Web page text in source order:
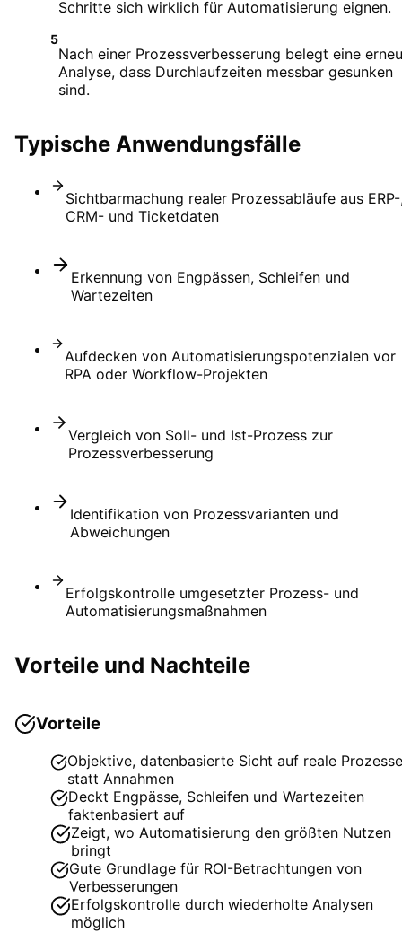
Schritte sich wirklich für Automatisierung eignen.
5
Nach einer Prozessverbesserung belegt eine
Analyse, dass Durchlaufzeiten messbar gesunken
sind.
Typische Anwendungsfälle
Sichtbarmachung realer Prozessabläufe aus
CRM- und Ticketdaten
Erkennung von Engpässen, Schleifen und
Wartezeiten
Aufdecken von Automatisierungspotenzialen vor
RPA oder Workflow-Projekten
Vergleich von Soll- und Ist-Prozess zur
Prozessverbesserung
Identifikation von Prozessvarianten und
Abweichungen
Erfolgskontrolle umgesetzter Prozess- und
Automatisierungsmaßnahmen
Vorteile und Nachteile
Vorteile
Objektive, datenbasierte Sicht auf reale Prozesse
statt Annahmen
Deckt Engpässe, Schleifen und Wartezeiten
faktenbasiert auf
Zeigt, wo Automatisierung den größten Nutzen
bringt
Gute Grundlage für ROI-Betrachtungen von
Verbesserungen
Erfolgskontrolle durch wiederholte Analysen
möglich